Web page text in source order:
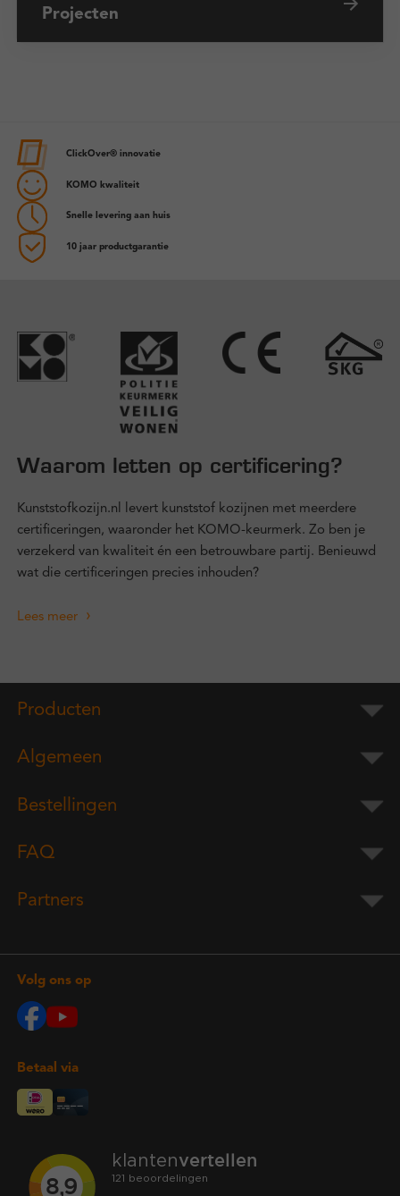
Projecten
ClickOver® innovatie
KOMO kwaliteit
Snelle levering aan huis
10 jaar productgarantie
Waarom letten op certificering?
Kunststofkozijn.nl levert kunststof kozijnen met meerdere
certificeringen, waaronder het KOMO-keurmerk. Zo ben je
verzekerd van kwaliteit én een betrouwbare partij. Benieuwd
wat die certificeringen precies inhouden?
Lees meer
Producten
Algemeen
Bestellingen
FAQ
Partners
Volg ons op
Betaal via